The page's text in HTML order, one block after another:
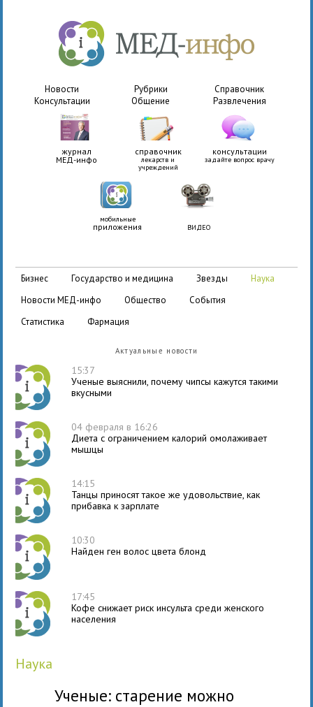
Новости Рубрики
Справочник
Консультации
Общение Развлечения
журнал
МЕД-инфо
справочник
лекарств и
учреждений
консультации
задайте вопрос врачу
мобильные
приложения ВИДЕО
бизнес государство и медицина звезды
наука
новости МЕД-инфо
общество
события
статистика
фармация
Актуальные новости
15:37
Ученые выяснили, почему чипсы кажутся такими
вкусными
04 февраля в 16:26
Диета с ограничением калорий омолаживает
мышцы
14:15
Танцы приносят такое же удовольствие, как
прибавка к зарплате
10:30
Найден ген волос цвета блонд
17:45
Кофе снижает риск инсульта среди женского
населения
наука
Ученые: старение можно